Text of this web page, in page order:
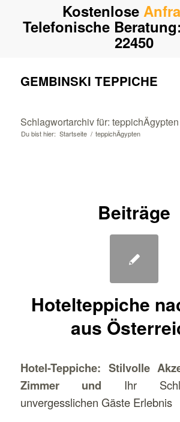
Kostenlose
Telefonische
22450
GEMBINSKI TEPPICHE
Schlagwortarchiv für: teppichÄgypten
Du bist hier: Startseite / teppichÄgypten
Beiträge
Hotelteppiche
aus
Hotel-Teppiche: Stilvolle
Zimmer und Ihr
unvergesslichen Gäste Erlebnis